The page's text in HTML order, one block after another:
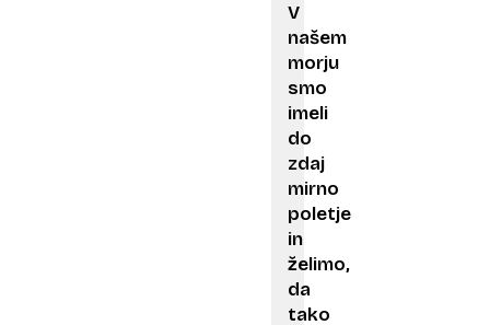
V
našem
morju
smo
imeli
do
zdaj
mirno
poletje
in
želimo,
da
tako